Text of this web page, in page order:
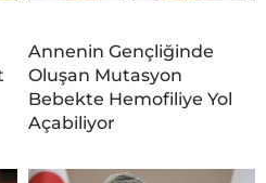
Annenin Gençliğinde
Oluşan Mutasyon
Bebekte Hemofiliye Yol
Açabiliyor